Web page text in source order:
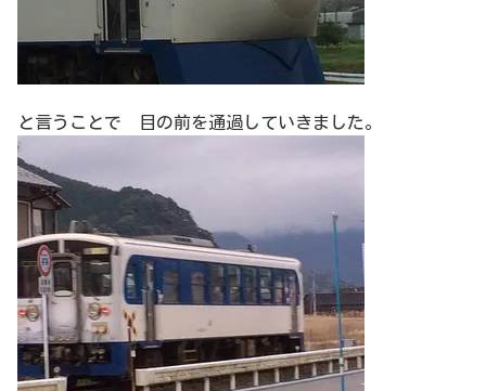
と言うことで 目の前を通過していきました。